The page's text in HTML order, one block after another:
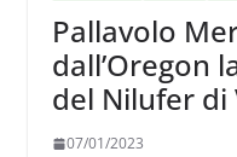
Pallavolo
dall’Oregon
del Nilufer di
07/01/2023